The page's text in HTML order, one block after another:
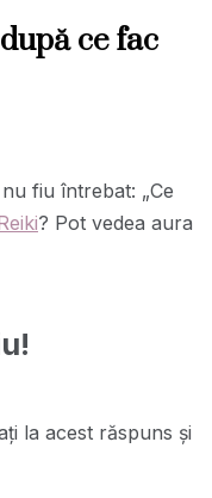
ce fac
fiu întrebat: „Ce
? Pot vedea aura
la acest răspuns și